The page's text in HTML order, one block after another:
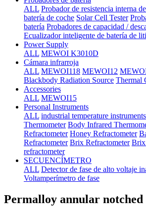
ALL Probador de resistencia interna
batería de coche Solar Cell Tester
batería Probadores de capacidad /
Ecualizador inteligente de batería de
Power Supply
ALL MEWOI K3010D
Cámara infrarroja
ALL MEWOI118 MEWOI12
Blackbody Radiation Source Thermal
Accessories
ALL MEWOI15
Personal Instruments
ALL industrial temperature instruments
Thermometer Body Infrared
Refractometer Honey Refractometer
Refractometer Brix Refractometer
refractometer
SECUENCÍMETRO
ALL Detector de fase de alto voltaje
Voltamperímetro de fase
Permalloy annular